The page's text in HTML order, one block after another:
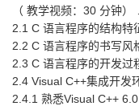
（ 教学视频：30 分钟
2.1 C 语言程序的结
2.2 C 语言程序的书
2.3 C 语言程序的开
2.4 Visual C++集成
2.4.1 熟悉Visual C++